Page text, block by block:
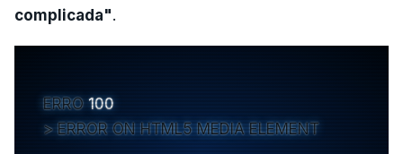
complicada".
ERRO 100
ERROR ON HTML5 MEDIA ELEMENT